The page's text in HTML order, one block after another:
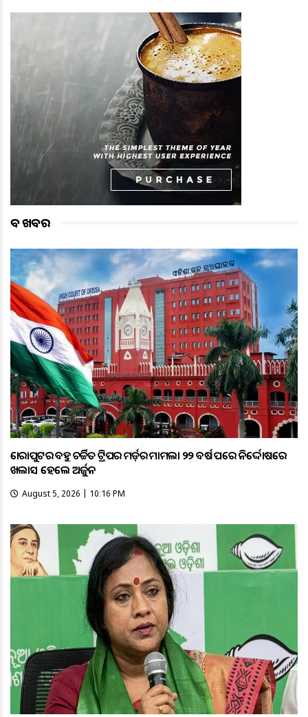
ବଡ ଖବର
କୋରାପୁଟର ବହୁ ଚର୍ଚ୍ଚିତ ଟ୍ରିପର ମର୍ଡ଼ର ମାମଲା ୨୨ ବର୍ଷ ପରେ ନିର୍ଦ୍ଦୋଷରେ
ଖଲାସ ହେଲେ ଅର୍ଜୁନ
August 5, 2026 | 10:16 PM